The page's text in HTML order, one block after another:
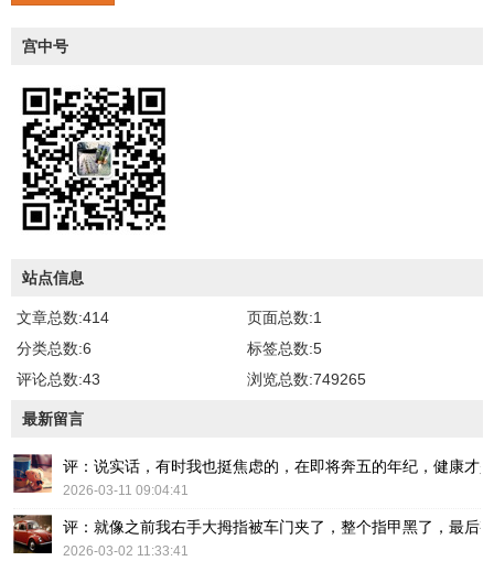
宫中号
站点信息
文章总数:414
页面总数:1
分类总数:6
标签总数:5
评论总数:43
浏览总数:749265
最新留言
评：说实话，有时我也挺焦虑的，在即将奔五的年纪，健康才
2026-03-11 09:04:41
评：就像之前我右手大拇指被车门夹了，整个指甲黑了，最后
2026-03-02 11:33:41